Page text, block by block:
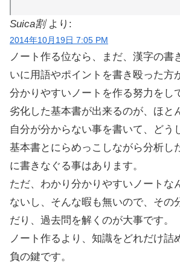
Suica割 より:
2014年10月19日 7:05 PM
ノート作る位なら、まだ、漢字の書
いに用語やポイントを書き殴った方
分かりやすいノートを作る努力をし
劣化した基本書が出来るのが、ほと
自分が分からない事を書いて、どう
基本書とにらめっこしながら分析し
に書きなぐる事はあります。
ただ、わかり分かりやすいノートな
ないし、そんな暇も無いので、その
だり、過去問を解くのが大事です。
ノート作るより、知識をどれだけ詰
負の鍵です。